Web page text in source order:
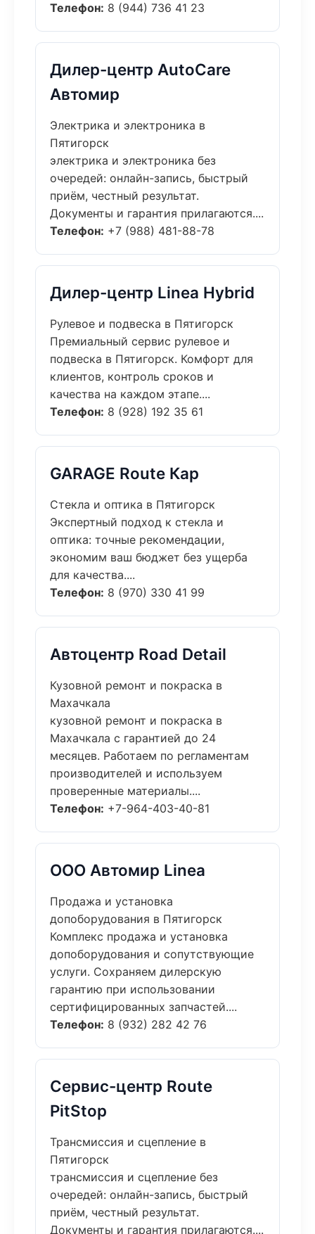
Телефон: 8 (944) 736 41 23
Дилер-центр AutoCare
Автомир
Электрика и электроника в
Пятигорск
электрика и электроника без
очередей: онлайн-запись, быстрый
приём, честный результат.
Документы и гарантия прилагаются....
Телефон: +7 (988) 481-88-78
Дилер-центр Linea Hybrid
Рулевое и подвеска в Пятигорск
Премиальный сервис рулевое и
подвеска в Пятигорск. Комфорт для
клиентов, контроль сроков и
качества на каждом этапе....
Телефон: 8 (928) 192 35 61
GARAGE Route Кар
Стекла и оптика в Пятигорск
Экспертный подход к стекла и
оптика: точные рекомендации,
экономим ваш бюджет без ущерба
для качества....
Телефон: 8 (970) 330 41 99
Автоцентр Road Detail
Кузовной ремонт и покраска в
Махачкала
кузовной ремонт и покраска в
Махачкала с гарантией до 24
месяцев. Работаем по регламентам
производителей и используем
проверенные материалы....
Телефон: +7-964-403-40-81
ООО Автомир Linea
Продажа и установка
допоборудования в Пятигорск
Комплекс продажа и установка
допоборудования и сопутствующие
услуги. Сохраняем дилерскую
гарантию при использовании
сертифицированных запчастей....
Телефон: 8 (932) 282 42 76
Сервис-центр Route
PitStop
Трансмиссия и сцепление в
Пятигорск
трансмиссия и сцепление без
очередей: онлайн-запись, быстрый
приём, честный результат.
Документы и гарантия прилагаются....